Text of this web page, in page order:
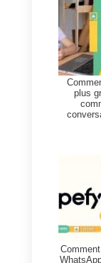
Le
les
les
Le